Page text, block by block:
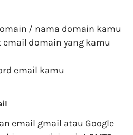
/ nama domain kamu
email domain yang kamu
email kamu
email gmail atau Google